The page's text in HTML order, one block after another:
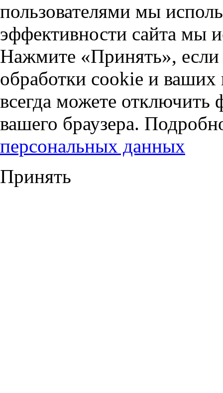
пользователями мы
эффективности сайта мы
Нажмите «Принять», если
обработки cookie и
всегда можете отключить
вашего браузера.
персональных данных
Принять